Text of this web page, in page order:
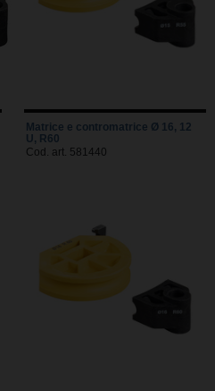
Matrice e contromatrice Ø 16, 12
U, R60
Cod. art. 581440